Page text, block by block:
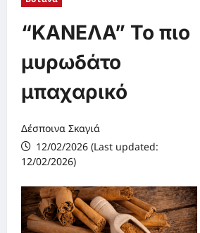
“ΚΑΝΕΛΑ” Το πιο
μυρωδάτο
μπαχαρικό
Δέσποινα Σκαγιά
12/02/2026 (Last updated:
12/02/2026)